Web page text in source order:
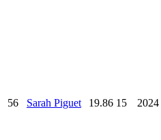
56 Sarah Piguet 19.86 15 2024